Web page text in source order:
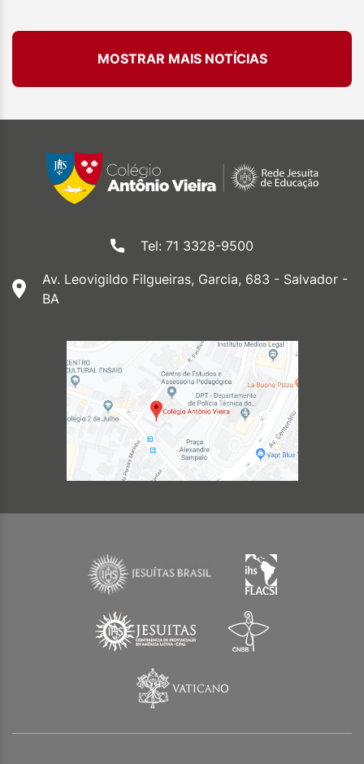
MOSTRAR MAIS NOTÍCIAS
Tel: 71 3328-9500
Av. Leovigildo Filgueiras, Garcia, 683 - Salvador -
BA